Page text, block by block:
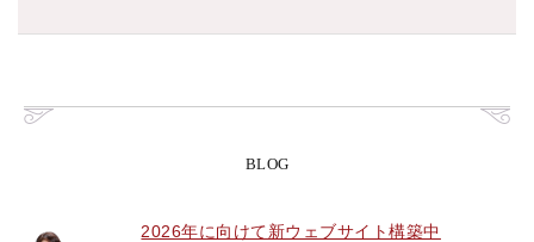
BLOG
2026年に向けて新ウェブサイト構築中